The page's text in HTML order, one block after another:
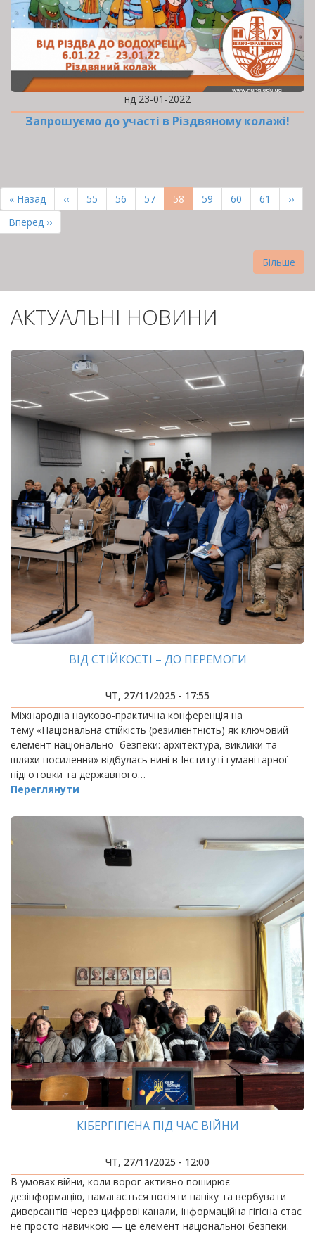
нд 23-01-2022
Запрошуємо до участі в Різдвяному колажі!
НА
СТОРІНКИ
Перша
сторінка
« Назад
Попередня
сторінка
‹‹ Page
55 Page
56 Page
57
Поточна
сторінка
58 Page
59 Page
60 Page
61
››
Остання
сторінка
Вперед ››
Більше
АКТУАЛЬНІ НОВИНИ
ВІД СТІЙКОСТІ – ДО ПЕРЕМОГИ
ЧТ, 27/11/2025 - 17:55
Міжнародна науково-практична конференція на
тему «Національна стійкість (резилієнтність) як ключовий
елемент національної безпеки: архітектура, виклики та
шляхи посилення» відбулась нині в Інституті гуманітарної
підготовки та державного…
Переглянути
КІБЕРГІГІЄНА ПІД ЧАС ВІЙНИ
ЧТ, 27/11/2025 - 12:00
В умовах війни, коли ворог активно поширює
дезінформацію, намагається посіяти паніку та вербувати
диверсантів через цифрові канали, інформаційна гігієна стає
не просто навичкою — це елемент національної безпеки.